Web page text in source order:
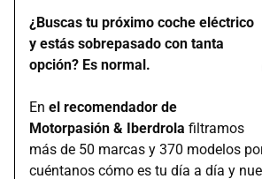
¿Buscas tu próximo coche eléctrico
y estás sobrepasado con tanta
opción? Es normal.
En el recomendador de
Motorpasión & Iberdrola filtramos
más de 50 marcas y 370 modelos
cuéntanos cómo es tu día a día y